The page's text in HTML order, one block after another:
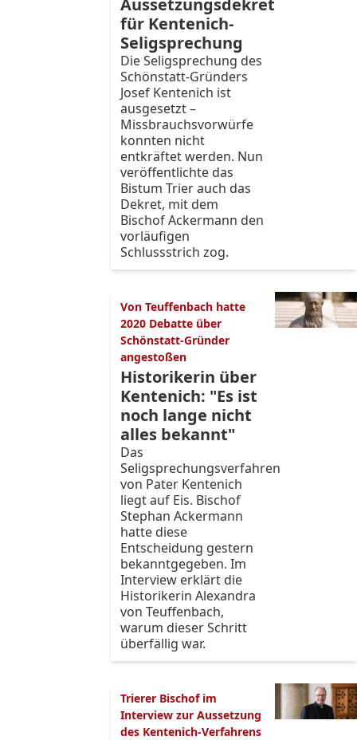
Aussetzungsdekret
für Kentenich-
Seligsprechung
Die Seligsprechung des
Schönstatt-Gründers
Josef Kentenich ist
ausgesetzt –
Missbrauchsvorwürfe
konnten nicht
entkräftet werden. Nun
veröffentlichte das
Bistum Trier auch das
Dekret, mit dem
Bischof Ackermann den
vorläufigen
Schlussstrich zog.
Von Teuffenbach hatte
2020 Debatte über
Schönstatt-Gründer
angestoßen
Historikerin über
Kentenich: "Es ist
noch lange nicht
alles bekannt"
Das
Seligsprechungsverfahren
von Pater Kentenich
liegt auf Eis. Bischof
Stephan Ackermann
hatte diese
Entscheidung gestern
bekanntgegeben. Im
Interview erklärt die
Historikerin Alexandra
von Teuffenbach,
warum dieser Schritt
überfällig war.
Trierer Bischof im
Interview zur Aussetzung
des Kentenich-Verfahrens